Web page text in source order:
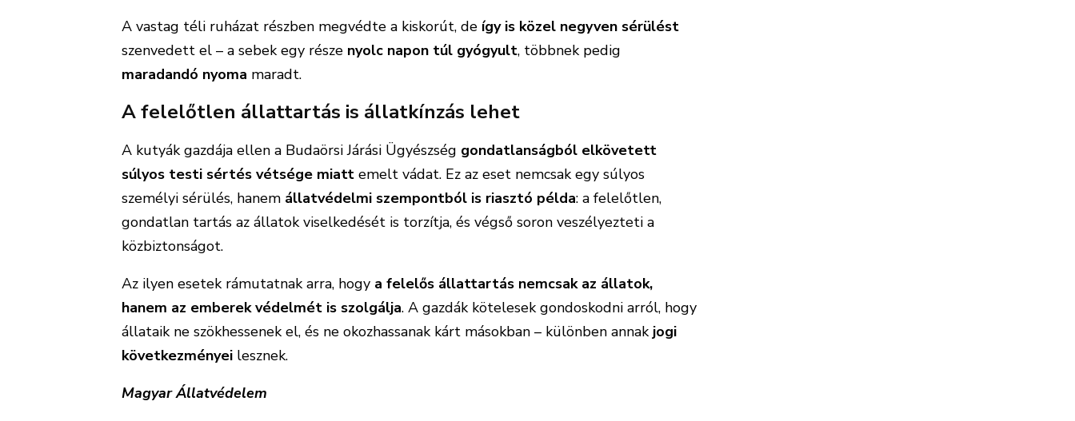
A vastag téli ruházat részben megvédte a kiskorút, de így is közel negyven sérülést
szenvedett el – a sebek egy része nyolc napon túl gyógyult, többnek pedig
maradandó nyoma maradt.
A felelőtlen állattartás is állatkínzás lehet
A kutyák gazdája ellen a Budaörsi Járási Ügyészség gondatlanságból elkövetett
súlyos testi sértés vétsége miatt emelt vádat. Ez az eset nemcsak egy súlyos
személyi sérülés, hanem állatvédelmi szempontból is riasztó példa: a felelőtlen,
gondatlan tartás az állatok viselkedését is torzítja, és végső soron veszélyezteti a
közbiztonságot.
Az ilyen esetek rámutatnak arra, hogy a felelős állattartás nemcsak az állatok,
hanem az emberek védelmét is szolgálja. A gazdák kötelesek gondoskodni arról, hogy
állataik ne szökhessenek el, és ne okozhassanak kárt másokban – különben annakjogi
következményei lesznek.
Magyar Állatvédelem